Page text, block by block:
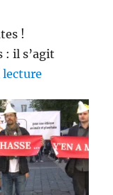
!
: il s’agit